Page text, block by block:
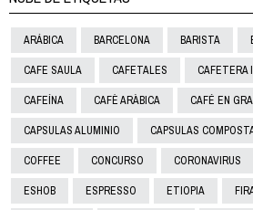
ARÁBICA BARCELONA BARISTA
CAFE SAULA CAFETALES CAFETERA
CAFEÍNA CAFÈ ARÀBICA CAFÉ EN
CAPSULAS ALUMINIO CAPSULAS
COFFEE CONCURSO CORONAVIRUS
ESHOB ESPRESSO ETIOPIA